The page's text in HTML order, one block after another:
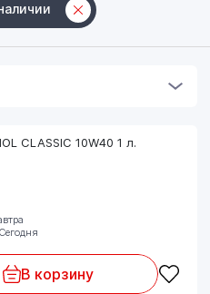
CLASSIC 10W40 1 л.
В корзину